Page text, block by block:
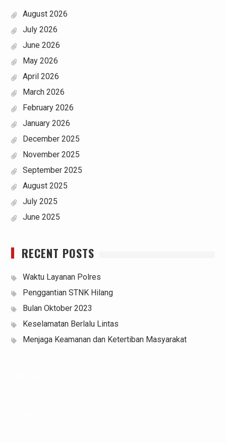
August 2026
July 2026
June 2026
May 2026
April 2026
March 2026
February 2026
January 2026
December 2025
November 2025
September 2025
August 2025
July 2025
June 2025
RECENT POSTS
Waktu Layanan Polres
Penggantian STNK Hilang
Bulan Oktober 2023
Keselamatan Berlalu Lintas
Menjaga Keamanan dan Ketertiban Masyarakat